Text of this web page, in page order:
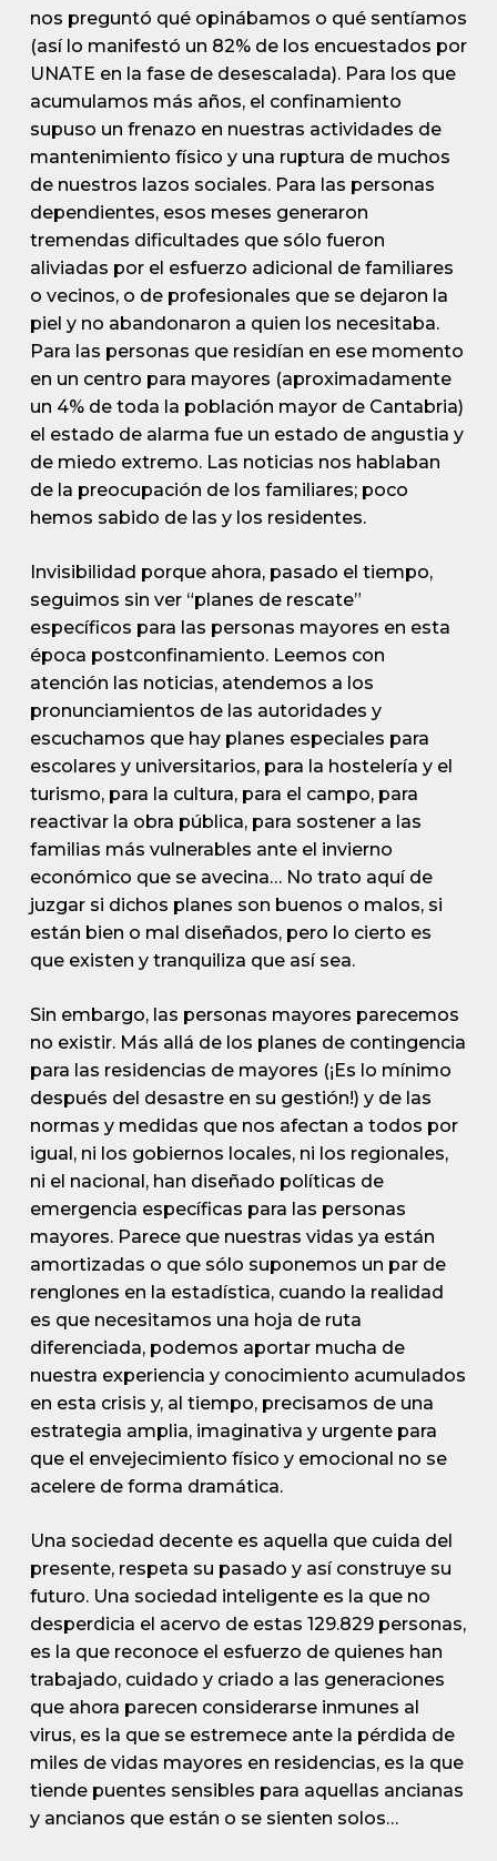
nos preguntó qué opinábamos o qué sentíamos
(así lo manifestó un 82% de los encuestados por
UNATE en la fase de desescalada). Para los que
acumulamos más años, el confinamiento
supuso un frenazo en nuestras actividades de
mantenimiento físico y una ruptura de muchos
de nuestros lazos sociales. Para las personas
dependientes, esos meses generaron
tremendas dificultades que sólo fueron
aliviadas por el esfuerzo adicional de familiares
o vecinos, o de profesionales que se dejaron la
piel y no abandonaron a quien los necesitaba.
Para las personas que residían en ese momento
en un centro para mayores (aproximadamente
un 4% de toda la población mayor de Cantabria)
el estado de alarma fue un estado de angustia y
de miedo extremo. Las noticias nos hablaban
de la preocupación de los familiares; poco
hemos sabido de las y los residentes.
Invisibilidad porque ahora, pasado el tiempo,
seguimos sin ver “planes de rescate”
específicos para las personas mayores en esta
época postconfinamiento. Leemos con
atención las noticias, atendemos a los
pronunciamientos de las autoridades y
escuchamos que hay planes especiales para
escolares y universitarios, para la hostelería y el
turismo, para la cultura, para el campo, para
reactivar la obra pública, para sostener a las
familias más vulnerables ante el invierno
económico que se avecina… No trato aquí de
juzgar si dichos planes son buenos o malos, si
están bien o mal diseñados, pero lo cierto es
que existen y tranquiliza que así sea.
Sin embargo, las personas mayores parecemos
no existir. Más allá de los planes de contingencia
para las residencias de mayores (¡Es lo mínimo
después del desastre en su gestión!) y de las
normas y medidas que nos afectan a todos por
igual, ni los gobiernos locales, ni los regionales,
ni el nacional, han diseñado políticas de
emergencia específicas para las personas
mayores. Parece que nuestras vidas ya están
amortizadas o que sólo suponemos un par de
renglones en la estadística, cuando la realidad
es que necesitamos una hoja de ruta
diferenciada, podemos aportar mucha de
nuestra experiencia y conocimiento acumulados
en esta crisis y, al tiempo, precisamos de una
estrategia amplia, imaginativa y urgente para
que el envejecimiento físico y emocional no se
acelere de forma dramática.
Una sociedad decente es aquella que cuida del
presente, respeta su pasado y así construye su
futuro. Una sociedad inteligente es la que no
desperdicia el acervo de estas 129.829 personas,
es la que reconoce el esfuerzo de quienes han
trabajado, cuidado y criado a las generaciones
que ahora parecen considerarse inmunes al
virus, es la que se estremece ante la pérdida de
miles de vidas mayores en residencias, es la que
tiende puentes sensibles para aquellas ancianas
y ancianos que están o se sienten solos…